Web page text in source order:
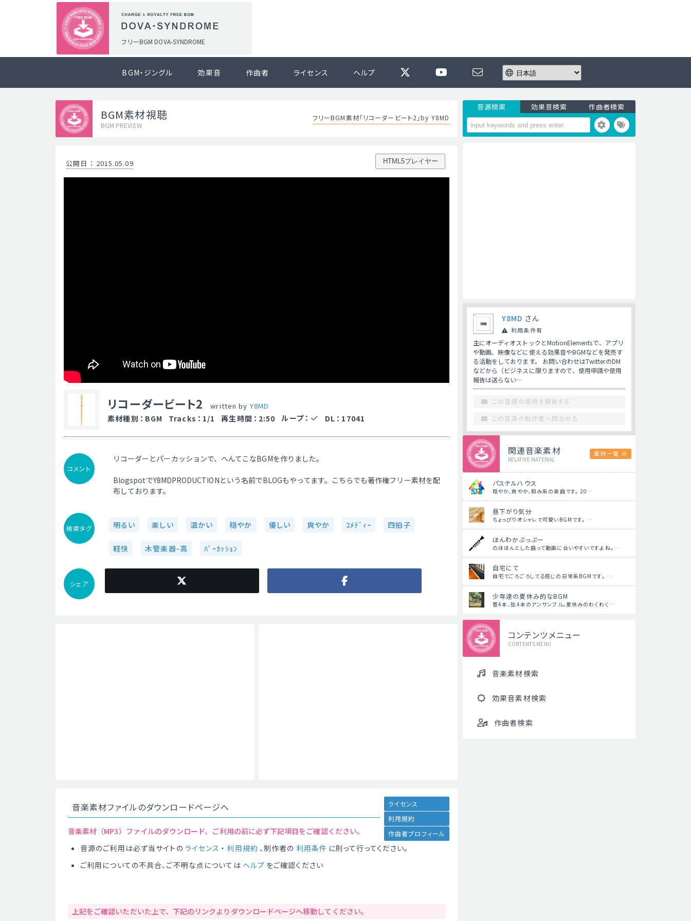
フリーBGM DOVA-SYNDROME
BGM・ジングル 効果音 作曲者 ライセンス ヘルプ
BGM素材視聴
BGM PREVIEW
フリーBGM素材「リコーダービート2」by Y8MD
公開日 ： 2015.05.09 HTML5プレイヤー
リコーダービート2 written by Y8MD
素材種別 ： BGM Tracks ： 1/1 再生時間 ： 2:50 ループ ： DL ： 17041
コメント
リコーダーとパーカッションで、へんてこなBGMを作りました。
BlogspotでY8MDPRODUCTIONという名前でBLOGもやってます。こちらでも著作権フリー素材を配
布しております。
検索タグ 明るい 楽しい 温かい 穏やか 優しい 爽やか ｺﾒﾃﾞｨｰ 四拍子
軽快 木管楽器-高 ﾊﾟｰｶｯｼｮﾝ
シェア
音楽素材ファイルのダウンロードページへ
ライセンス
利用規約
作曲者プロフィール
音楽素材（MP3）ファイルのダウンロード、ご利用の前に必ず下記項目をご確認ください。
音源のご利用は必ず当サイトの ライセンス ・ 利用規約 、制作者の 利用条件 に則って行ってください。
ご利用についての不具合、ご不明な点については ヘルプ をご確認ください
上記をご確認いただいた上で、下記のリンクよりダウンロードページへ移動してください。
音源検索 効果音検索 作曲者検索
Y8MD さん
利用条件有
主にオーディオストックとMotionElementsで、アプリ
や動画、映像などに使える効果音やBGMなどを発売す
る活動をしております。 お問い合わせはTwitterのDM
などから（ビジネスに限りますので、使用申請や使用
報告は送らない…
この音源の使用を報告する
この音源の制作者へ問合せる
関連音楽素材
RELATIVE MATERIAL
素材一覧
パステルハウス
穏やか、爽やか、和み系の楽曲です。 20…
昼下がり気分
ちょっぴりオシャレで可愛いBGMです。 …
ほんわかぷっぷー
のほほんとした曲って動画に合いやすいですよね。…
自宅にて
自宅でごろごろしてる感じの日常系BGMです。 …
少年達の夏休み的なBGM
管4本、弦4本のアンサンブル。夏休みのわくわく…
コンテンツメニュー
CONTENTS MENU
音楽素材検索
効果音素材検索
作曲者検索